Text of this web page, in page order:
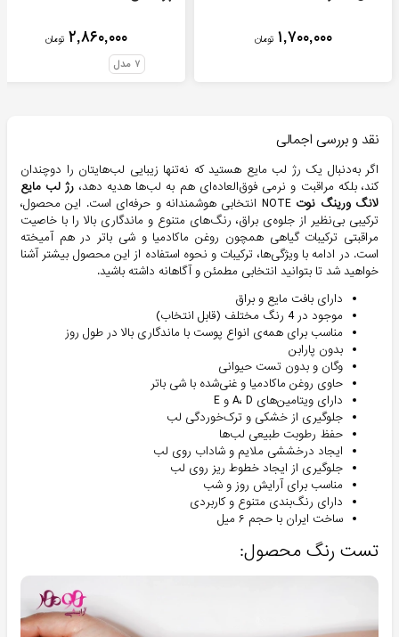
۱,۷۰۰,۰۰۰ تومان ۲,۸۶۰,۰۰۰ تومان
۷ مدل
نقد و بررسی اجمالی
اگر به‌دنبال یک رژ لب مایع هستید که نه‌تنها زیبایی لب‌هایتان را دوچندان
کند، بلکه مراقبت و نرمی فوق‌العاده‌ای هم به لب‌ها هدیه دهد، رژ لب مایع
لانگ ورینگ نوت
NOTE انتخابی هوشمندانه و حرفه‌ای است. این محصول،
ترکیبی بی‌نظیر از جلوه‌ی براق، رنگ‌های متنوع و ماندگاری بالا را با خاصیت
مراقبتی ترکیبات گیاهی همچون روغن ماکادمیا و شی باتر در هم آمیخته
است. در ادامه با ویژگی‌ها، ترکیبات و نحوه استفاده از این محصول بیشتر آشنا
خواهید شد تا بتوانید انتخابی مطمئن و آگاهانه داشته باشید.
دارای بافت مایع و براق
موجود در 4 رنگ مختلف (قابل انتخاب)
مناسب برای همه‌ی انواع پوست با ماندگاری بالا در طول روز
بدون پارابن
وگان و بدون تست حیوانی
حاوی روغن ماکادمیا و غنی‌شده با شی باتر
دارای ویتامین‌های A، D و E
جلوگیری از خشکی و ترک‌خوردگی لب
حفظ رطوبت طبیعی لب‌ها
ایجاد درخششی ملایم و شاداب روی لب
جلوگیری از ایجاد خطوط ریز روی لب
مناسب برای آرایش روز و شب
دارای رنگ‌بندی متنوع و کاربردی
ساخت ایران با حجم ۶ میل
تست رنگ محصول: